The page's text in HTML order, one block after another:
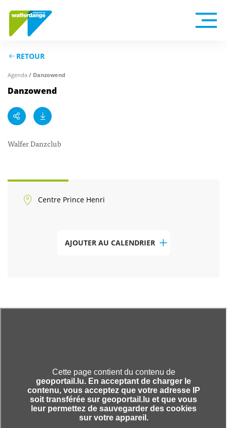
RETOUR
Agenda / Danzowend
Danzowend
Walfer Danzclub
Centre Prince Henri
AJOUTER AU CALENDRIER